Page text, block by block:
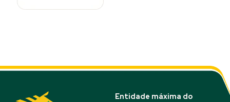
Entidade máxima do